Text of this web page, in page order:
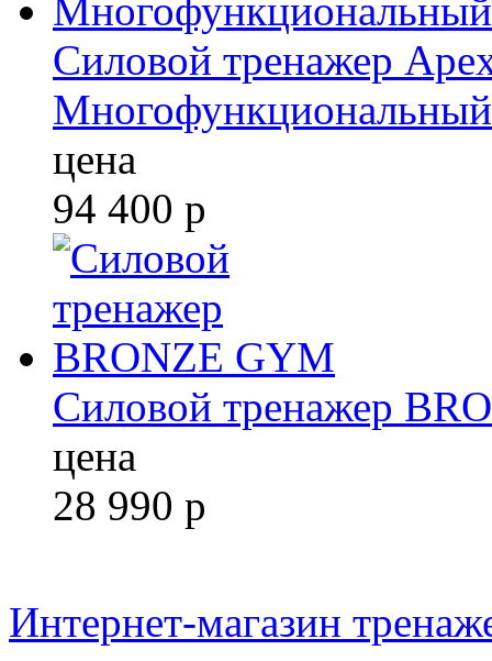
Силовой тренажер
Многофункциональный
цена
94 400 р
Силовой тренажер
цена
28 990 р
Интернет-магазин